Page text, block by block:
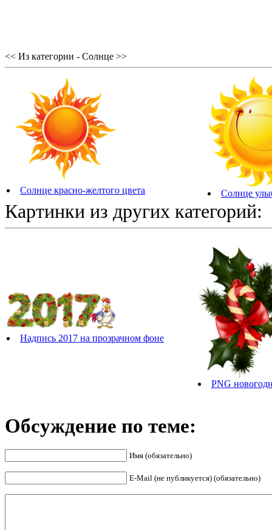
<< Из категории - Солнце >>
Солнце красно-желтого цвета Солнце
Картинки из других категорий:
Надпись 2017 на прозрачном фоне
PNG
Обсуждение по теме:
Имя (обязательно)
E-Mail (не публикуется) (обязательно)